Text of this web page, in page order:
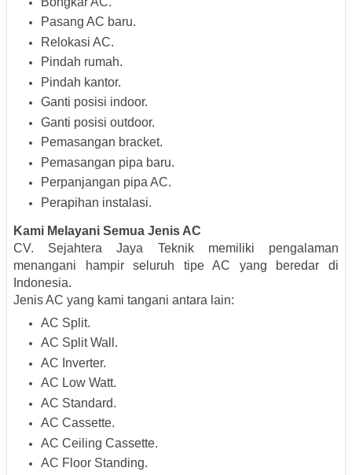
Pasang AC baru.
Relokasi AC.
Pindah rumah.
Pindah kantor.
Ganti posisi indoor.
Ganti posisi outdoor.
Pemasangan bracket.
Pemasangan pipa baru.
Perpanjangan pipa AC.
Perapihan instalasi.
Kami Melayani Semua Jenis AC
CV. Sejahtera Jaya Teknik memiliki pengalaman
menangani hampir seluruh tipe AC yang beredar di
Indonesia.
Jenis AC yang kami tangani antara lain:
AC Split.
AC Split Wall.
AC Inverter.
AC Low Watt.
AC Standard.
AC Cassette.
AC Ceiling Cassette.
AC Floor Standing.